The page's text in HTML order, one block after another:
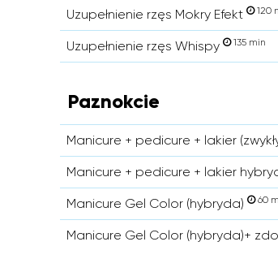
Uzupełnienie rzęs Mokry Efekt 120
Uzupełnienie rzęs Whispy 135 min
Paznokcie
Manicure + pedicure + lakier
Manicure + pedicure + lakier
Manicure Gel Color (hybryda) 60
Manicure Gel Color (hybryda)+